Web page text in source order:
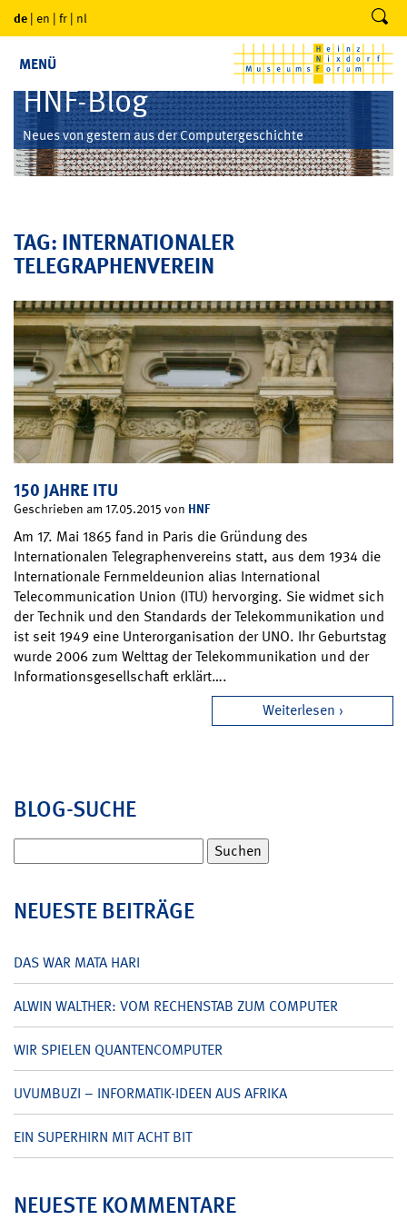
de | en | fr | nl
MENÜ
HNF-Blog
Neues von gestern aus der Computergeschichte
TAG: INTERNATIONALER
TELEGRAPHENVEREIN
150 JAHRE ITU
Geschrieben am 17.05.2015 von HNF
Am 17. Mai 1865 fand in Paris die Gründung des
Internationalen Telegraphenvereins statt, aus dem 1934 die
Internationale Fernmeldeunion alias International
Telecommunication Union (ITU) hervorging. Sie widmet sich
der Technik und den Standards der Telekommunikation und
ist seit 1949 eine Unterorganisation der UNO. Ihr Geburtstag
wurde 2006 zum Welttag der Telekommunikation und der
Informationsgesellschaft erklärt….
Weiterlesen
BLOG-SUCHE
nach:
NEUESTE BEITRÄGE
DAS WAR MATA HARI
ALWIN WALTHER: VOM RECHENSTAB ZUM COMPUTER
WIR SPIELEN QUANTENCOMPUTER
UVUMBUZI – INFORMATIK-IDEEN AUS AFRIKA
EIN SUPERHIRN MIT ACHT BIT
NEUESTE KOMMENTARE